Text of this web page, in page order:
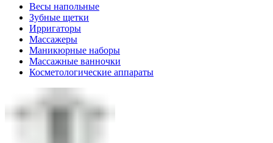
Весы напольные
Зубные щетки
Ирригаторы
Массажеры
Маникюрные наборы
Массажные ванночки
Косметологические аппараты